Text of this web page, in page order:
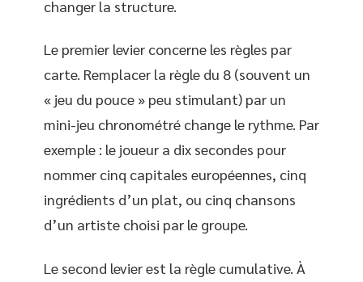
changer la structure.
Le premier levier concerne les règles par
carte. Remplacer la règle du 8 (souvent un
« jeu du pouce » peu stimulant) par un
mini-jeu chronométré change le rythme. Par
exemple : le joueur a dix secondes pour
nommer cinq capitales européennes, cinq
ingrédients d’un plat, ou cinq chansons
d’un artiste choisi par le groupe.
Le second levier est la règle cumulative. À